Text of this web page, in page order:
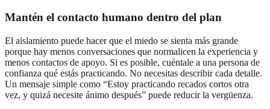
Mantén el contacto humano dentro del plan
El aislamiento puede hacer que el miedo se sienta más grande
porque hay menos conversaciones que normalicen la experiencia y
menos contactos de apoyo. Si es posible, cuéntale a una persona de
confianza qué estás practicando. No necesitas describir cada detalle.
Un mensaje simple como “Estoy practicando recados cortos otra
vez, y quizá necesite ánimo después” puede reducir la vergüenza.